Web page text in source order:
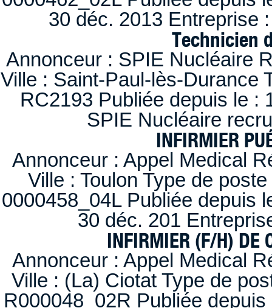
30 déc. 2013
Technicien
Annonceur : SPIE Nucléaire
Ville : Saint-Paul-lès-Durance
RC2193 Publiée depuis le :
SPIE Nucléaire
INFIRMIER
Annonceur : Appel Medical
Ville : Toulon Type de
0000458_04L Publiée depuis
30 déc. 201
INFIRMIER (F/H) DE
Annonceur : Appel Medical
Ville : (La) Ciotat Type de
R000048_02R Publiée